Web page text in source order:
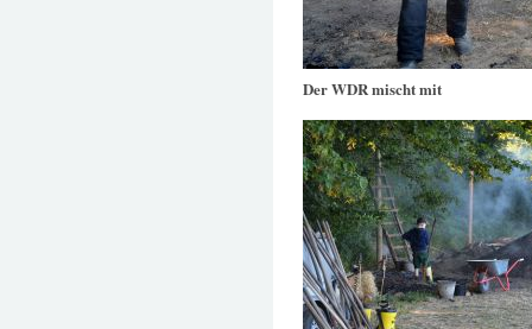
Der WDR mischt mit